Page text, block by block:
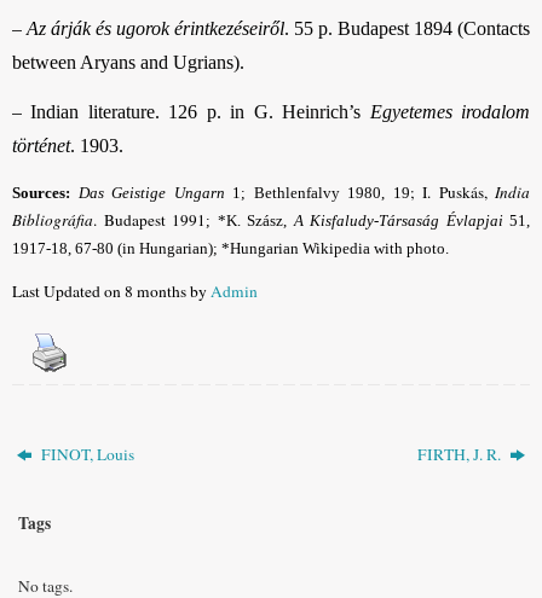
– Az árják és ugorok érintkezéseiről. 55 p. Budapest 1894 (Contacts
between Aryans and Ugrians).
–Indian literature. 126 p. in G. Heinrich’s Egyetemes irodalom
történet. 1903.
Sources: Das Geistige Ungarn 1; Bethlenfalvy 1980, 19; I. Puskás, India
Bibliográfia. Budapest 1991 ; *K. Szász, A Kisfaludy-Társaság Évlapjai51,
1917-18, 67-80 (in Hungarian); *Hungarian Wikipedia with photo.
Last Updated on 8 months byAdmin
FINOT, Louis FIRTH, J. R.
Tags
No tags.